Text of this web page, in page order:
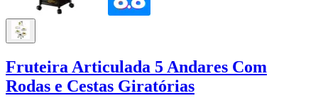
Fruteira Articulada 5 Andares Com
Rodas e Cestas Giratórias